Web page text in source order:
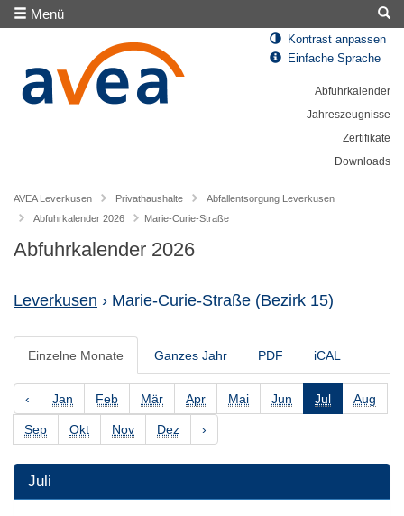
Menü
Kontrast anpassen
Einfache Sprache
Abfuhrkalender
Jahreszeugnisse
Zertifikate
Downloads
AVEA Leverkusen Privathaushalte
Abfallentsorgung Leverkusen
Abfuhrkalender 2026
Marie-Curie-Straße
Abfuhrkalender 2026
Leverkusen › Marie-Curie-Straße (Bezirk 15)
Einzelne Monate Ganzes Jahr PDF iCAL
‹ Jan Feb Mär Apr Mai Jun Jul Aug
Sep Okt Nov Dez ›
Juli